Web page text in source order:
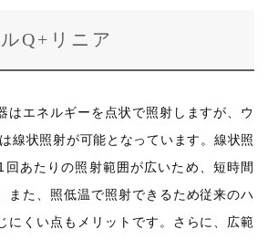
Q+リニア
はエネルギーを点状で照射しますが、ウ
線状照射が可能となっています。線状照
あたりの照射範囲が広いため、短時間
また、照低温で照射できるため従来のハ
にくい点もメリットです。さらに、広範